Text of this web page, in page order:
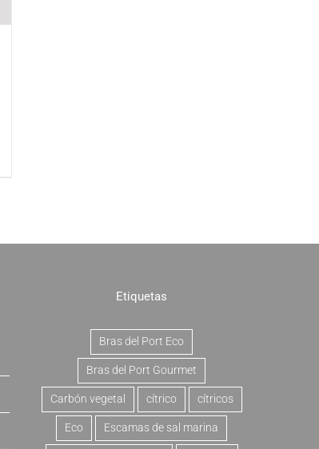
Etiquetas
Bras del Port Eco
Bras del Port Gourmet
Carbón vegetal cítrico cítricos
Eco Escamas de sal marina